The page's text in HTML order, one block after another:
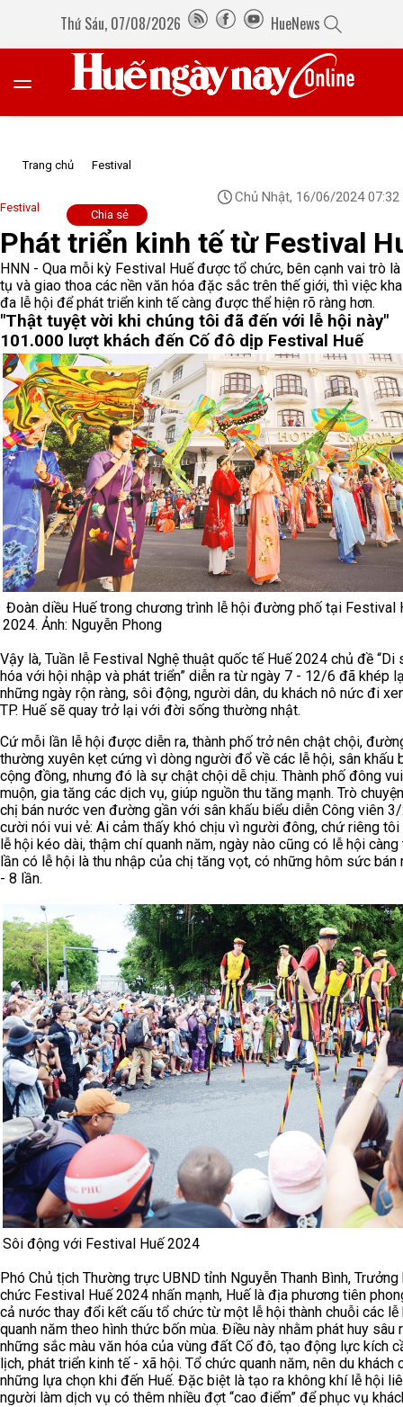
Thứ Sáu, 07/08/2026 HueNews
Trang chủ Festival
Festival
Chủ Nhật, 16/06/2024 07:32
Chia sẻ
Phát triển kinh tế từ Festival
HNN - Qua mỗi kỳ Festival Huế được tổ chức, bên cạnh vai trò
tụ và giao thoa các nền văn hóa đặc sắc trên thế giới, thì việc
đa lễ hội để phát triển kinh tế càng được thể hiện rõ ràng hơn.
"Thật tuyệt vời khi chúng tôi đã đến với lễ hội này"
101.000 lượt khách đến Cố đô dịp Festival Huế
Đoàn diều Huế trong chương trình lễ hội đường phố tại Festival
2024. Ảnh: Nguyễn Phong
Vậy là, Tuần lễ Festival Nghệ thuật quốc tế Huế 2024 chủ đề “Di
hóa với hội nhập và phát triển” diễn ra từ ngày 7 - 12/6 đã khép
những ngày rộn ràng, sôi động, người dân, du khách nô nức đi
TP. Huế sẽ quay trở lại với đời sống thường nhật.
Cứ mỗi lần lễ hội được diễn ra, thành phố trở nên chật chội,
thường xuyên kẹt cứng vì dòng người đổ về các lễ hội, sân khấu
cộng đồng, nhưng đó là sự chật chội dễ chịu. Thành phố đông
muộn, gia tăng các dịch vụ, giúp nguồn thu tăng mạnh. Trò
chị bán nước ven đường gần với sân khấu biểu diễn Công viên
cười nói vui vẻ: Ai cảm thấy khó chịu vì người đông, chứ riêng
lễ hội kéo dài, thậm chí quanh năm, ngày nào cũng có lễ hội
lần có lễ hội là thu nhập của chị tăng vọt, có những hôm sức bán
- 8 lần.
Sôi động với Festival Huế 2024
Phó Chủ tịch Thường trực UBND tỉnh Nguyễn Thanh Bình, Trưởng
chức Festival Huế 2024 nhấn mạnh, Huế là địa phương tiên
cả nước thay đổi kết cấu tổ chức từ một lễ hội thành chuỗi các lễ
quanh năm theo hình thức bốn mùa. Điều này nhằm phát huy sâu
những sắc màu văn hóa của vùng đất Cố đô, tạo động lực kích
lịch, phát triển kinh tế - xã hội. Tổ chức quanh năm, nên du khách
những lựa chọn khi đến Huế. Đặc biệt là tạo ra không khí lễ hội
người làm dịch vụ có thêm nhiều đợt “cao điểm” để phục vụ